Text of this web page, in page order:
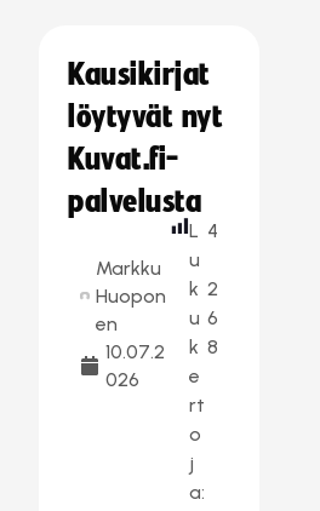
Kausikirjat
löytyvät nyt
Kuvat.fi-
palvelusta
Markku
Huopon
en
10.07.2
026
L
u
k
u
k
e
rt
o
j
a:
4
2
6
8